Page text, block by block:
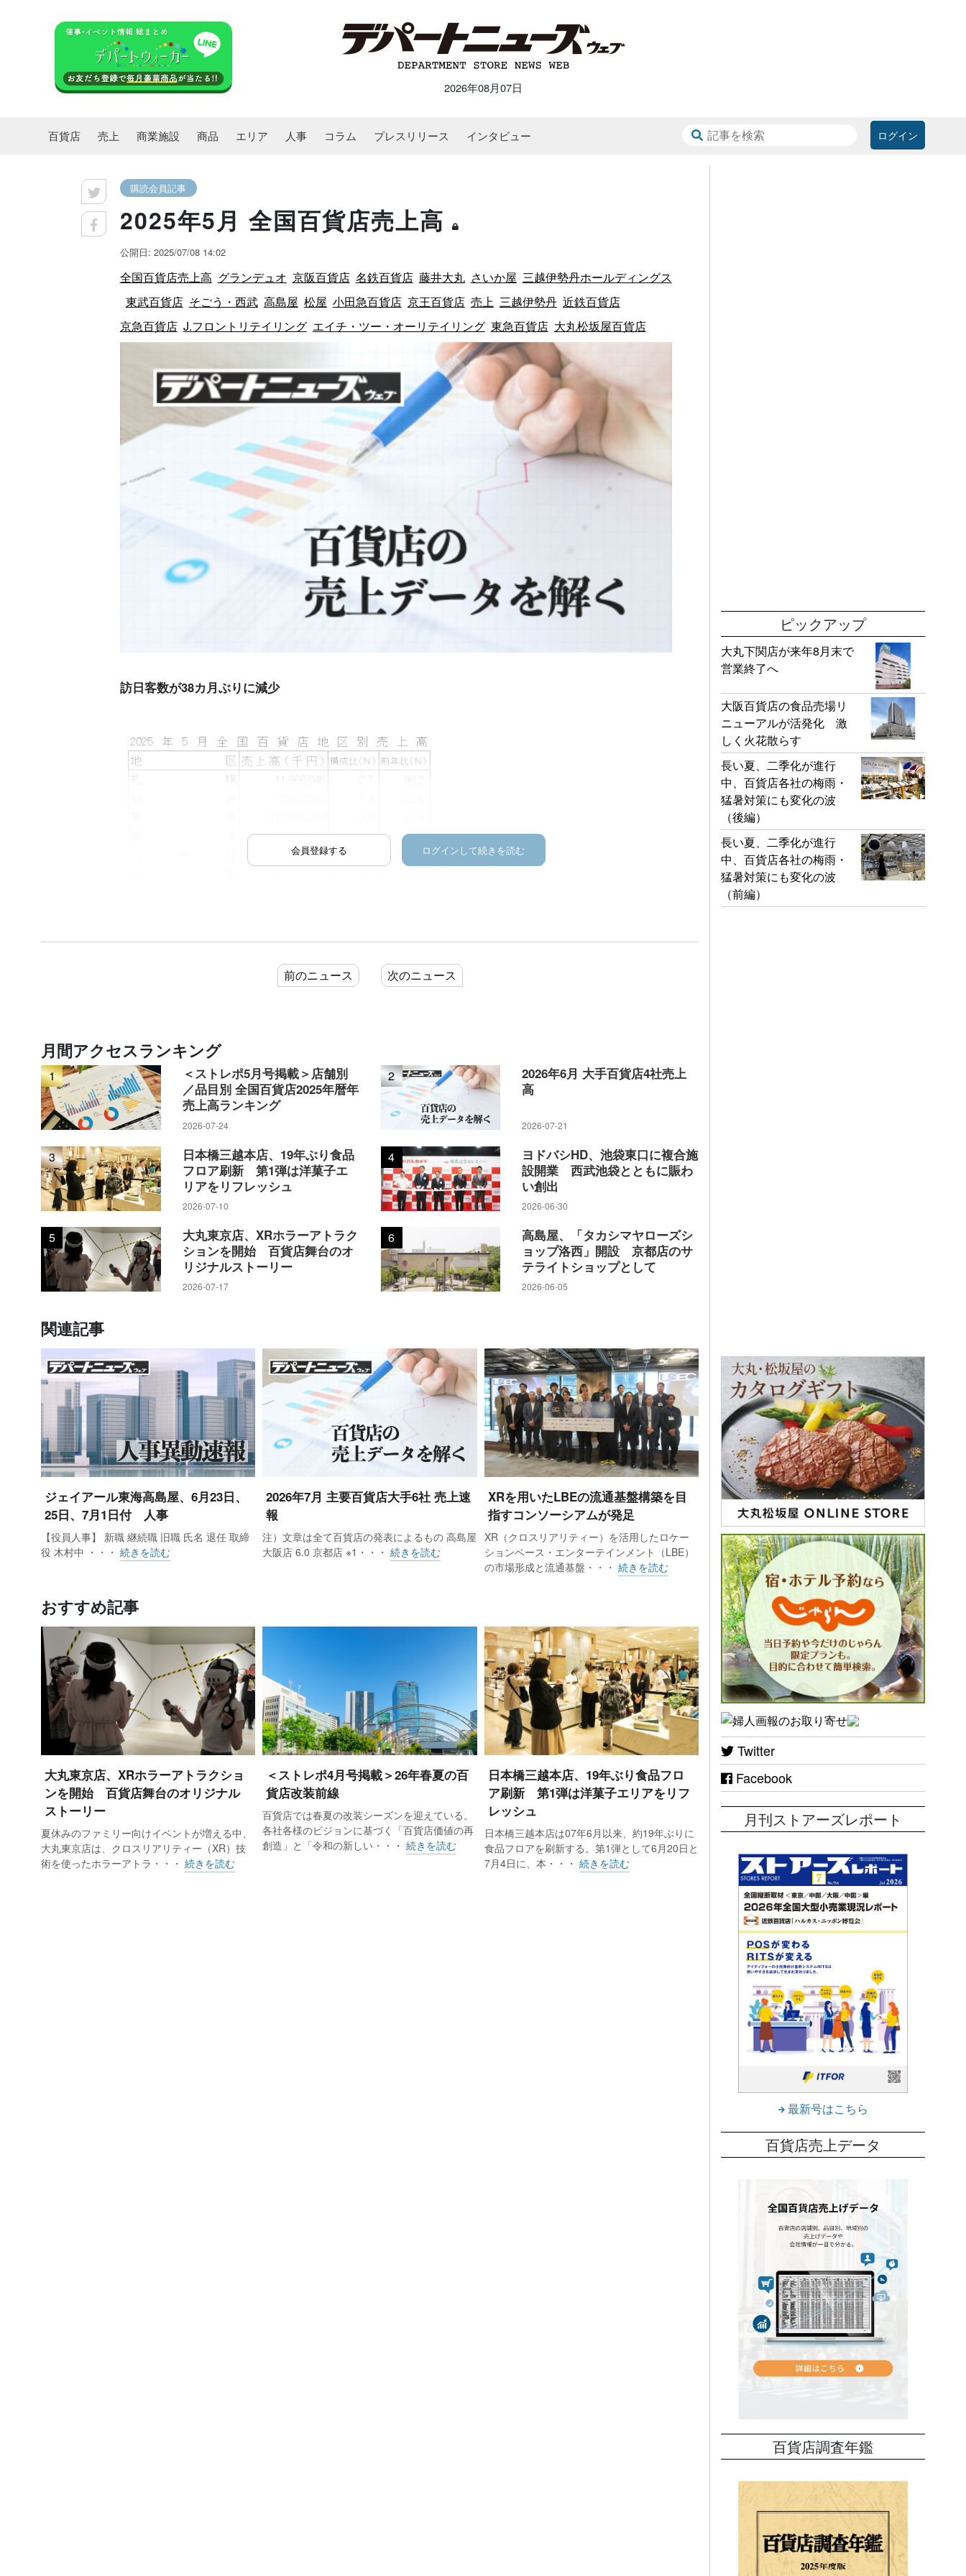
2026年08月07日
ログイン
百貨店 売上 商業施設 商品 エリア 人事 コラム プレスリリース インタビュー
購読会員記事
2025年5月 全国百貨店売上高
公開日: 2025/07/08 14:02
全国百貨店売上高 グランデュオ 京阪百貨店 名鉄百貨店 藤井大丸 さいか屋 三越伊勢丹ホールディングス
東武百貨店 そごう・西武 高島屋 松屋 小田急百貨店 京王百貨店 売上 三越伊勢丹 近鉄百貨店
京急百貨店 J.フロントリテイリング エイチ・ツー・オーリテイリング 東急百貨店 大丸松坂屋百貨店
会員登録する ログインして続きを読む
訪日客数が38カ月ぶりに減少
日本百貨店協会が調査した全国百貨店（70社・178店）の5月売上高は4356億円余、前年比（店舗調
整後）は7.0％減と4カ月連続のマイナスとなった。前年、単月の過去最高を記録した免税売上げ
（2024年5月、718億円）の反動のほか、継続する円高傾向による免税売上げ減が影響した。入店客
数は0.4％減とわずかに前年に届かなかった。物産展などの食品催事や外商顧客向け催事は奏功し
国内市場も0.8％減とわずかに前年に届かなかったが、減少率は前月より0.2ポイント改善した。札
前のニュース 次のニュース
月間アクセスランキング
1
＜ストレポ5月号掲載＞店舗別
／品目別 全国百貨店2025年暦年
売上高ランキング
2026-07-24
2
2026年6月 大手百貨店4社売上
高
2026-07-21
3
日本橋三越本店、19年ぶり食品
フロア刷新 第1弾は洋菓子エ
リアをリフレッシュ
2026-07-10
4
ヨドバシHD、池袋東口に複合施
設開業 西武池袋とともに賑わ
い創出
2026-06-30
5
大丸東京店、XRホラーアトラク
ションを開始 百貨店舞台のオ
リジナルストーリー
2026-07-17
6
高島屋、「タカシマヤローズシ
ョップ洛西」開設 京都店のサ
テライトショップとして
2026-06-05
関連記事
ジェイアール東海高島屋、6月23日、
25日、7月1日付 人事
【役員人事】 新職 継続職 旧職 氏名 退任 取締
役 木村中 ・・・ 続きを読む
2026年7月 主要百貨店大手6社 売上速
報
注）文章は全て百貨店の発表によるもの 高島屋
大阪店 6.0 京都店 ※1・・・続きを読む
XRを用いたLBEの流通基盤構築を目
指すコンソーシアムが発足
XR（クロスリアリティー）を活用したロケー
ションベース・エンターテインメント（LBE）
の市場形成と流通基盤・・・ 続きを読む
おすすめ記事
大丸東京店、XRホラーアトラクショ
ンを開始 百貨店舞台のオリジナル
ストーリー
夏休みのファミリー向けイベントが増える中、
大丸東京店は、クロスリアリティー（XR）技
術を使ったホラーアトラ・・・ 続きを読む
＜ストレポ4月号掲載＞26年春夏の百
貨店改装前線
百貨店では春夏の改装シーズンを迎えている。
各社各様のビジョンに基づく「百貨店価値の再
創造」と「令和の新しい・・・続きを読む
日本橋三越本店、19年ぶり食品フロ
ア刷新 第1弾は洋菓子エリアをリフ
レッシュ
日本橋三越本店は07年6月以来、約19年ぶりに
食品フロアを刷新する。第1弾として6月20日と
7月4日に、本・・・ 続きを読む
ピックアップ
大丸下関店が来年8月末で
営業終了へ
大阪百貨店の食品売場リ
ニューアルが活発化 激
しく火花散らす
長い夏、二季化が進行
中、百貨店各社の梅雨・
猛暑対策にも変化の波
（後編）
長い夏、二季化が進行
中、百貨店各社の梅雨・
猛暑対策にも変化の波
（前編）
Twitter
Facebook
月刊ストアーズレポート
最新号はこちら
百貨店売上データ
百貨店調査年鑑